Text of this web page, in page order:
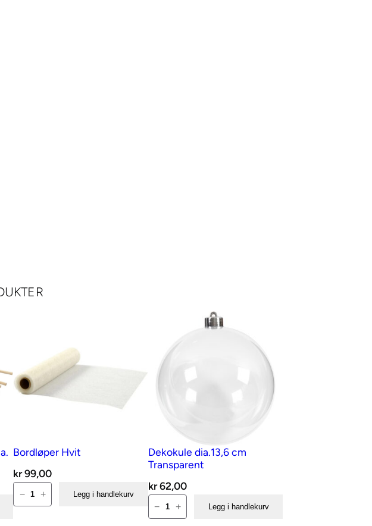
Bordløper Hvit
kr99,00
Bordløper
Hvit
− + Legg i handlekurv
Dekokule dia.13,6 cm
Transparent
kr62,00
Dekokule
dia.13,6
− + Legg i handlekurv